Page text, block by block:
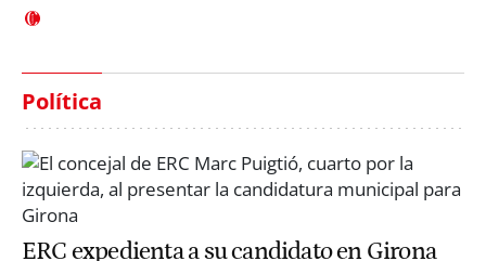
Política
ERC expedienta a su candidato en Girona